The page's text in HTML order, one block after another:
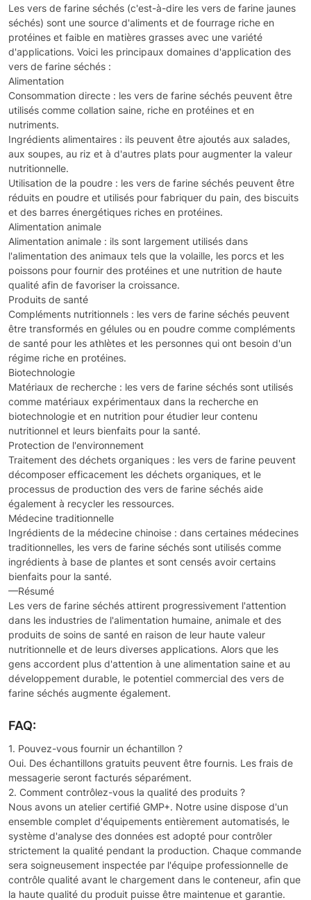
Les vers de farine séchés (c'est-à-dire les vers de farine jaunes
séchés) sont une source d'aliments et de fourrage riche en
protéines et faible en matières grasses avec une variété
d'applications. Voici les principaux domaines d'application des
vers de farine séchés :
Alimentation
Consommation directe : les vers de farine séchés peuvent être
utilisés comme collation saine, riche en protéines et en
nutriments.
Ingrédients alimentaires : ils peuvent être ajoutés aux salades,
aux soupes, au riz et à d'autres plats pour augmenter la valeur
nutritionnelle.
Utilisation de la poudre : les vers de farine séchés peuvent être
réduits en poudre et utilisés pour fabriquer du pain, des biscuits
et des barres énergétiques riches en protéines.
Alimentation animale
Alimentation animale : ils sont largement utilisés dans
l'alimentation des animaux tels que la volaille, les porcs et les
poissons pour fournir des protéines et une nutrition de haute
qualité afin de favoriser la croissance.
Produits de santé
Compléments nutritionnels : les vers de farine séchés peuvent
être transformés en gélules ou en poudre comme compléments
de santé pour les athlètes et les personnes qui ont besoin d'un
régime riche en protéines.
Biotechnologie
Matériaux de recherche : les vers de farine séchés sont utilisés
comme matériaux expérimentaux dans la recherche en
biotechnologie et en nutrition pour étudier leur contenu
nutritionnel et leurs bienfaits pour la santé.
Protection de l'environnement
Traitement des déchets organiques : les vers de farine peuvent
décomposer efficacement les déchets organiques, et le
processus de production des vers de farine séchés aide
également à recycler les ressources.
Médecine traditionnelle
Ingrédients de la médecine chinoise : dans certaines médecines
traditionnelles, les vers de farine séchés sont utilisés comme
ingrédients à base de plantes et sont censés avoir certains
bienfaits pour la santé.
—Résumé
Les vers de farine séchés attirent progressivement l'attention
dans les industries de l'alimentation humaine, animale et des
produits de soins de santé en raison de leur haute valeur
nutritionnelle et de leurs diverses applications. Alors que les
gens accordent plus d'attention à une alimentation saine et au
développement durable, le potentiel commercial des vers de
farine séchés augmente également.
FAQ:
1. Pouvez-vous fournir un échantillon ?
Oui. Des échantillons gratuits peuvent être fournis. Les frais de
messagerie seront facturés séparément.
2. Comment contrôlez-vous la qualité des produits ?
Nous avons un atelier certifié GMP+. Notre usine dispose d'un
ensemble complet d'équipements entièrement automatisés, le
système d'analyse des données est adopté pour contrôler
strictement la qualité pendant la production. Chaque commande
sera soigneusement inspectée par l'équipe professionnelle de
contrôle qualité avant le chargement dans le conteneur, afin que
la haute qualité du produit puisse être maintenue et garantie.